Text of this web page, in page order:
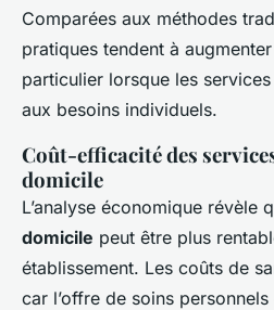
Comparées aux méthodes
pratiques tendent à
particulier lorsque les
aux besoins individuels.
Coût-efficacité des
domicile
L’analyse économique révèle
domicile peut être plus
établissement. Les coûts de
car l’offre de soins